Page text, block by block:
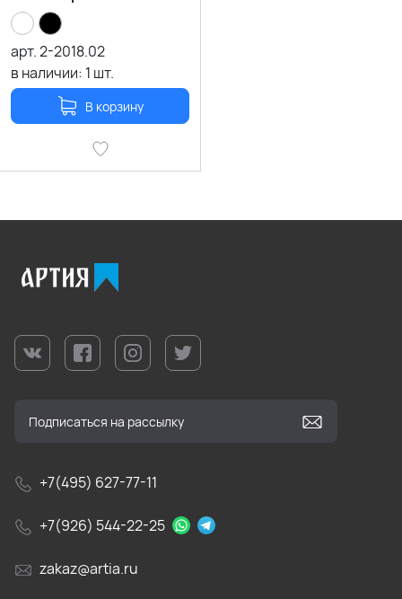
арт.2-2018.02
в наличии: 1 шт.
В корзину
+7(495) 627-77-11
+7(926) 544-22-25
zakaz@artia.ru